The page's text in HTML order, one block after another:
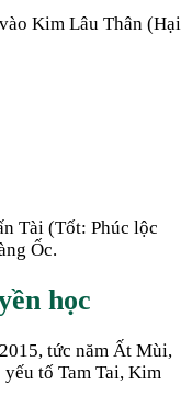
Kim Lâu Thân (Hại
Tài (Tốt: Phúc lộc
Ốc.
học
tức năm Ất Mùi,
tố Tam Tai, Kim